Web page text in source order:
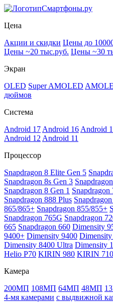
Смартфоны.ру
Цена
Акции и скидки Цены до
Цены ~20 тыс.руб. Цены ~30
Экран
OLED Super AMOLED
дюймов
Система
Android 17 Android 16 Android
Android 12 Android 11
Процессор
Snapdragon 8 Elite Gen 5
Snapdragon 8s Gen 3
Snapdragon 8 Gen 1 Snapdragon
Snapdragon 888 Plus
865/865+ Snapdragon 855/855+
Snapdragon 765G Snapdragon
665 Snapdragon 660 Dimensity
9400+ Dimensity 9400
Dimensity 8400 Ultra Dimensity
Helio P70 KIRIN 980 KIRIN 710
Камера
200МП 108МП 64МП 48МП
4-мя камерами с выдвижной